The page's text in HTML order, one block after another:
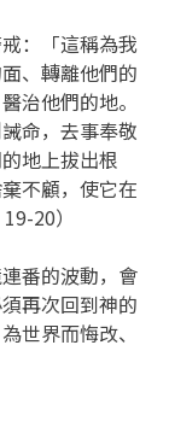
：「這稱為我
、轉離他們的
治他們的地。
命，去事奉敬
地上拔出根
不顧，使它在
20）
番的波動，會
再次回到神的
世界而悔改、